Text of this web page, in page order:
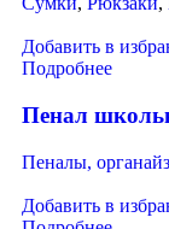
Добавить в
Подробнее
Пенал
Пеналы,
Добавить в